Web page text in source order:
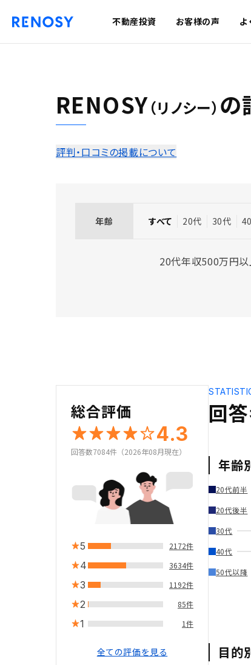
不動産投資 お客様の声 よ
RENOSY（リノシー） の
評判・口コミの掲載について
年齢 すべて 20代 30代
20代年収500万円以
総合評価
4.3
回答数7084件（2026年08月現在）
5 2172件
4 3634件
3 1192件
2 85件
1 1件
全ての評価を見る
回
年齢
20代前半
20代後半
30代
40代
50代以降
目的